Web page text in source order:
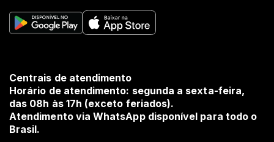
Centrais de atendimento
Horário de atendimento: segunda a sexta-feira,
das 08h às 17h (exceto feriados).
Atendimento via WhatsApp disponível para todo o
Brasil.